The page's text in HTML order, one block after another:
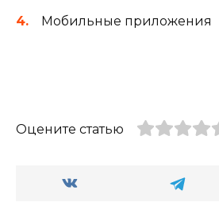
Мобильные приложения
Оцените статью